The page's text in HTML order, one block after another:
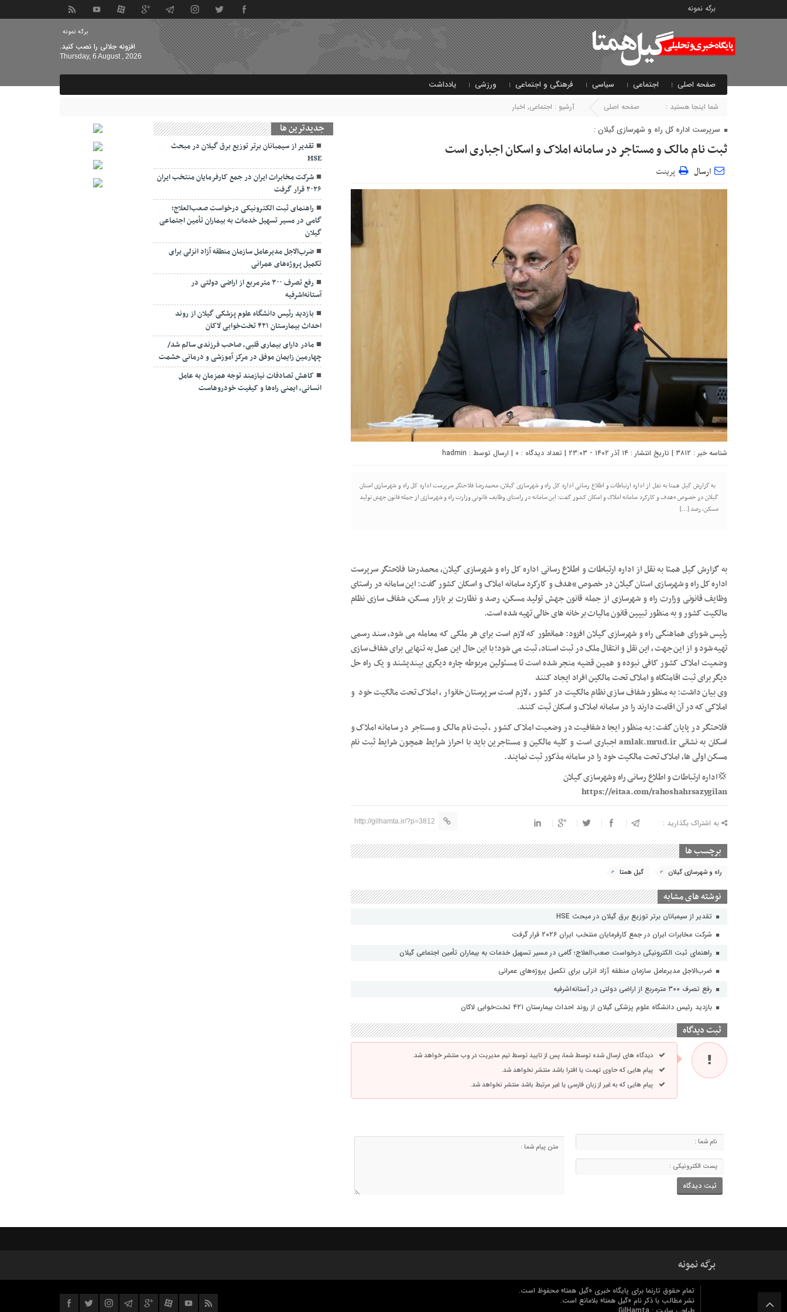
برگه نمونه
برگه نمونه
افزونه جلالی را نصب کنید.
Thursday, 6 August , 2026
صفحه اصلی اجتماعی سیاسی فرهنگی و اجتماعی ورزشی یادداشت
شما اینجا هستید : صفحه اصلی آرشیو : اجتماعی, اخبار
سرپرست اداره کل راه و شهرسازی گیلان :
ثبت نام مالک و مستاجر​ در سامانه املاک و اسکان اجباری است
ارسال پرینت
شناسه خبر : ۳۸۱۲ | تاریخ انتشار : ۱۴ آذر ۱۴۰۲ - ۲۳:۰۳ | تعداد دیدگاه : ۰ | ارسال توسط : hadmin
به گزارش گیل همتا به نقل از اداره ارتباطات و اطلاع رسانی اداره کل راه و شهرسازی گیلان، محمدرضا فلاحتگر سرپرست اداره کل راه و شهرسازی استان
گیلان در خصوص “هدف و کارکرد سامانه املاک و اسکان کشور گفت: این سامانه در راستای وظایف قانونی وزارت راه و شهرسازی از جمله قانون جهش تولید
مسکن، رصد […]
به گزارش گیل همتا به نقل از اداره ارتباطات و اطلاع رسانی اداره کل راه و شهرسازی گیلان، محمدرضا فلاحتگر سرپرست
اداره کل راه و شهرسازی استان گیلان در خصوص “هدف و کارکرد سامانه املاک و اسکان کشور گفت: این سامانه در راستای
وظایف قانونی وزارت راه و شهرسازی از جمله قانون جهش تولید مسکن، رصد و نظارت بر بازار مسکن، شفاف سازی نظام
مالکیت کشور و به منظور تبیین قانون مالیات بر خانه های خالی تهیه شده است.
رئیس شورای هماهنگی راه و شهرسازی گیلان افزود: همانطور که لازم است برای هر ملکی که معامله می شود، سند رسمی
تهیه شود و از این جهت ، این نقل و انتقال ملک در ثبت اسناد، ثبت می شود؛ با این حال‌ این عمل به تنهایی برای شفاف سازی
وضعیت املاک کشور کافی نبوده و همین قضیه منجر شده است تا مسئولین مربوطه چاره دیگری بیندیشند و یک راه حل
دیگر برای ثبت اقامتگاه و املاک تحت مالکین افراد ایجاد کنند
وی بیان داشت: به منظور شفاف سازی نظام مالکیت در کشور ، لازم است سرپرستان خانوار ، املاک تحت مالکیت خود و
املاکی که در آن اقامت دارند را در سامانه املاک و اسکان ثبت کنند.
فلاحتگر در پایان گفت: به منظور ایجاد شفافیت در وضعیت املاک کشور ، ثبت نام مالک و مستاجر​ در سامانه املاک و
اسکان به نشانی amlak.mrud.ir اجباری است و کلیه مالکین و مستاجرین باید با احراز شرایط همچون شرایط ثبت نام
مسکن اولی ها، املاک تحت مالکیت خود را در سامانه مذکور ثبت نمایند.
💢اداره ارتباطات و اطلاع رسانی راه وشهرسازی گیلان
https://eitaa.com/rahoshahrsazygilan
به اشتراک بگذارید : http://gilhamta.ir/?p=3812
برچسب ها
راه و شهرسازی گیلان گیل همتا
نوشته های مشابه
تقدیر از سیمبانان برتر توزیع برق گیلان در مبحث HSE
شرکت مخابرات ایران در جمع کارفرمایان منتخب ایران ۲۰۲۶ قرار گرفت
راهنمای ثبت الکترونیکی درخواست صعب‌العلاج؛ گامی در مسیر تسهیل خدمات به بیماران تأمین اجتماعی گیلان
ضرب‌الاجل مدیرعامل سازمان منطقه آزاد انزلی برای تکمیل پروژه‌های عمرانی
رفع تصرف ۳۰۰ مترمربع از اراضی دولتی در آستانه‌اشرفیه
بازدید رئیس دانشگاه علوم پزشکی گیلان از روند احداث بیمارستان ۴۲۱ تخت‌خوابی لاکان
ثبت دیدگاه
دیدگاه های ارسال شده توسط شما، پس از تایید توسط تیم مدیریت در وب منتشر خواهد شد.
پیام هایی که حاوی تهمت یا افترا باشد منتشر نخواهد شد.
پیام هایی که به غیر از زبان فارسی یا غیر مرتبط باشد منتشر نخواهد شد.
جديدترين ها
تقدیر از سیمبانان برتر توزیع برق گیلان در مبحث
HSE
شرکت مخابرات ایران در جمع کارفرمایان منتخب ایران
۲۰۲۶ قرار گرفت
راهنمای ثبت الکترونیکی درخواست صعب‌العلاج؛
گامی در مسیر تسهیل خدمات به بیماران تأمین اجتماعی
گیلان
ضرب‌الاجل مدیرعامل سازمان منطقه آزاد انزلی برای
تکمیل پروژه‌های عمرانی
رفع تصرف ۳۰۰ مترمربع از اراضی دولتی در
آستانه‌اشرفیه
بازدید رئیس دانشگاه علوم پزشکی گیلان از روند
احداث بیمارستان ۴۲۱ تخت‌خوابی لاکان
مادر دارای بیماری قلبی، صاحب فرزندی سالم شد/
چهارمین زایمان موفق در مرکز آموزشی و درمانی حشمت
کاهش تصادفات نیازمند توجه همزمان به عامل
انسانی، ایمنی راه‌ها و کیفیت خودروهاست
برگه نمونه
تمام حقوق تارنما برای پایگاه خبری «گیل همتا» محفوظ است.
نشر مطالب با ذکر نام «گیل همتا» بلامانع است.